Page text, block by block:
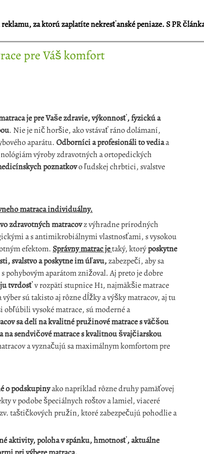
za ktorú zaplatíte nekresťanské peniaze. S PR
pre Váš komfort
je pre Vaše zdravie, výkonnosť, fyzickú a
. Nie je nič horšie, ako vstávať ráno dolámaní,
aparátu.Odborníci a profesionáli to vediaa
výroby zdravotných a ortopedických
poznatkovo ľudskej chrbtici, svalstve
matraca individuálny.
zdravotných matracovz výhradne prírodných
a s antimikrobiálnymi vlastnosťami, s vysokou
efektom. Správny matrac jetaký, ktorýposkytne
svalstvo a poskytne im úľavu,zabezpečí, aby sa
pohybovým aparátom znižoval.Aj preto je dobre
tvrdosťv rozpätí stupnice H1, najmäkšie matrace
sú takisto aj rôzne dĺžky a výšky matracov, aj tu
vysoké matrace, sú moderné a
sa delí na kvalitné pružinové matrace s väčšou
sendvičové matrace s kvalitnou švajčiarskou
a vyznačujú sa maximálnym komfortom pre
o podskupinyako napríklad rôzne druhy pamäťovej
v podobe špeciálnych roštov a lamiel, viaceré
taštičkových pružín, ktoré zabezpečujú pohodlie a
aktivity, poloha v spánku, hmotnosť, aktuálne